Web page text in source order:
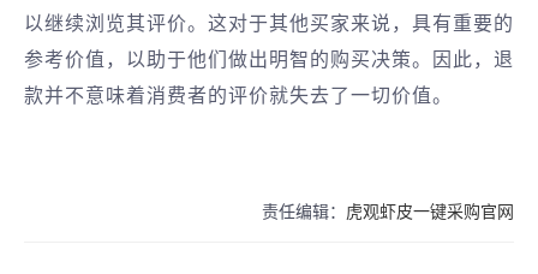
以继续浏览其评价。这对于其他买家来说，具有重要的
参考价值，以助于他们做出明智的购买决策。因此，退
款并不意味着消费者的评价就失去了一切价值。
责任编辑： 虎观虾皮一键采购官网